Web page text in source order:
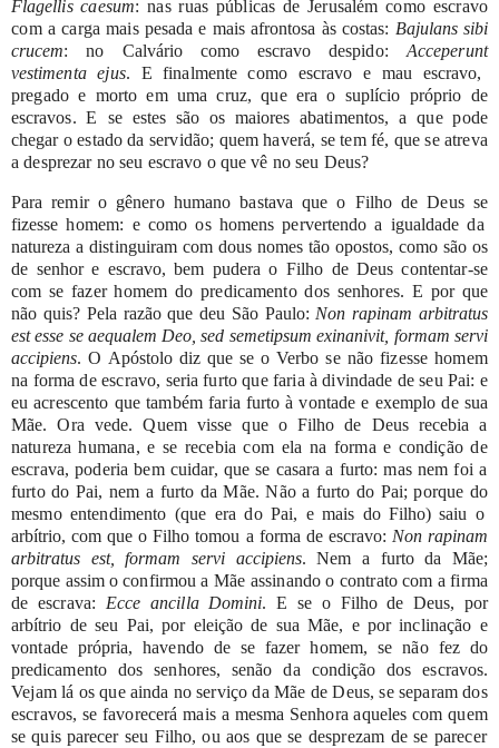
Flagellis caesum: nas ruas públicas de Jerusalém como escravo
com a carga maispesada e mais afrontosa às costas: Bajulans sibi
crucem: no Calvário como escravo despido:
Acceperunt
vestimentaejus. E finalmentecomo escravo e mau
escravo,
pregado e morto em uma cruz, que era o suplício próprio de
escravos. E seestes são os maiores abatimentos, a que pode
chegar o estadodaservidão; quem haverá, setem fé, que se atreva
a desprezar no seu escravo o que vê no seu Deus?
Para remir o gênero humano bastava que o Filho de Deus se
fizessehomem: e como os homens pervertendoa igualdadeda
naturezaa distinguiram com dous nomes tão opostos, como são os
de senhor e escravo, bem pudera o Filho de Deuscontentar-se
com se fazer homem do predicamento dos senhores. E porque
não quis? Pela razão que deu São Paulo: Non rapinam arbitratus
est esse se aequalem Deo, sed semetipsum exinanivit, formam servi
accipiens. O Apóstolo diz que se o Verbo se não fizesse homem
na forma de escravo, seria furto quefaria à divindade de seu Pai: e
eu acrescento que também faria furto à vontade e exemplo de sua
Mãe.
Ora vede. Quem visse que o Filhode Deus recebiaa
natureza humana, e se recebiacom ela na forma e condição de
escrava,poderia bem cuidar, que se casara a furto: mas nem foi a
furto do Pai, nem a furto da Mãe. Não a furto do Pai; porque do
mesmo entendimento (que era do Pai, e mais do Filho) saiu o
arbítrio, com que o Filho tomou a forma de escravo: Non rapinam
arbitratus est, formam servi accipiens. Nem a furto da
Mãe;
porque assim oconfirmou a Mãe assinando o contrato com a firma
de escrava: Ecce ancillaDomini. E se o Filho de Deus, por
arbítrio de seu Pai, por eleição de sua Mãe, e por inclinação e
vontadeprópria, havendo de se fazerhomem, se nãofez do
predicamento dos senhores, senão da condição dos escravos.
Vejam lá os que ainda no serviço da Mãe de Deus, seseparam dos
escravos, se favorecerá mais a mesma Senhora aqueles com quem
sequisparecer seu Filho,ou aos que se desprezam de se parecer